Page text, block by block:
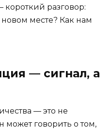
короткий разговор:
новом месте? Как нам
— сигнал, а
— это не
может говорить о том,